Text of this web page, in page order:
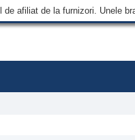
afiliat de la furnizori. Unele